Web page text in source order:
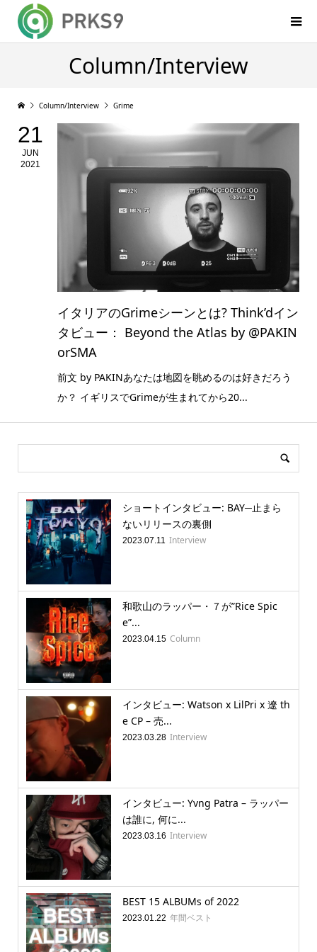
Column/Interview
Column/Interview Grime
21
JUN
2021
イタリアのGrimeシーンとは? Think’dイン
タビュー： Beyond the Atlas by @PAKIN
orSMA
前文 by PAKINあなたは地図を眺めるのは好きだろう
か？ イギリスでGrimeが生まれてから20...
ショートインタビュー: BAY─止まら
ないリリースの裏側
2023.07.11 Interview
和歌山のラッパー・７が”Rice Spic
e”...
2023.04.15 Column
インタビュー: Watson x LilPri x 遼 th
e CP – 売...
2023.03.28 Interview
インタビュー: Yvng Patra – ラッパー
は誰に, 何に...
2023.03.16 Interview
BEST 15 ALBUMs of 2022
2023.01.22 年間ベスト